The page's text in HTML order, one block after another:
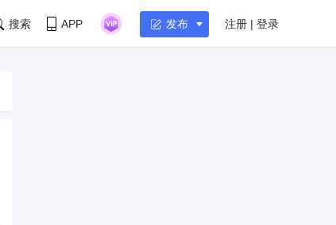
搜索 APP 发布 注册 | 登录